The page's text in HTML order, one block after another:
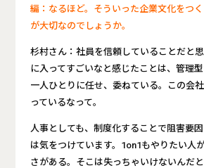
編：なるほど。そういった企業文化をつ
が大切なのでしょうか。
杉村さん：社員を信頼していることだと
に入ってすごいなと感じたことは、管理
一人ひとりに任せ、委ねている。この会
っているなって。
人事としても、制度化することで阻害要
は気をつけています。1on1もやりたい人
さがある。そこは失っちゃいけないんだ